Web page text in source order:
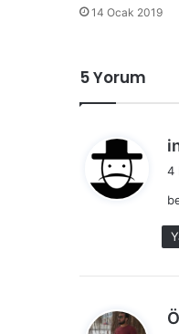
14 Ocak 2019
5 Yorum
4